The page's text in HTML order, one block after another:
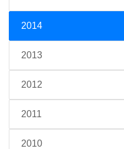
2014
2013
2012
2011
2010